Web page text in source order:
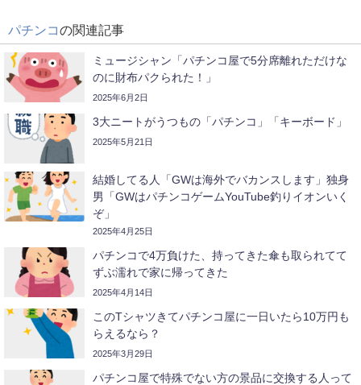
パチンコの関連記事
ミュージシャン「パチンコ屋で5分席離れただけな
のに財布パクられた！」
2025年6月2日
3大ニートがうつもの「パチンコ」「キーボード」
2025年5月21日
結婚してる人「GWは海外でバカンスします」独身
男「GWはパチンコゲームYouTube釣りイオンいく
ぞ」
2025年4月25日
パチンコで4万負けた、持ってきた傘も取られてて
ずぶ濡れで家に帰ってきた
2025年4月14日
このTシャツきてパチンコ屋に一日いたら10万円も
らえるなら？
2025年3月29日
パチンコ屋で特殊でない方の景品に交換する人って